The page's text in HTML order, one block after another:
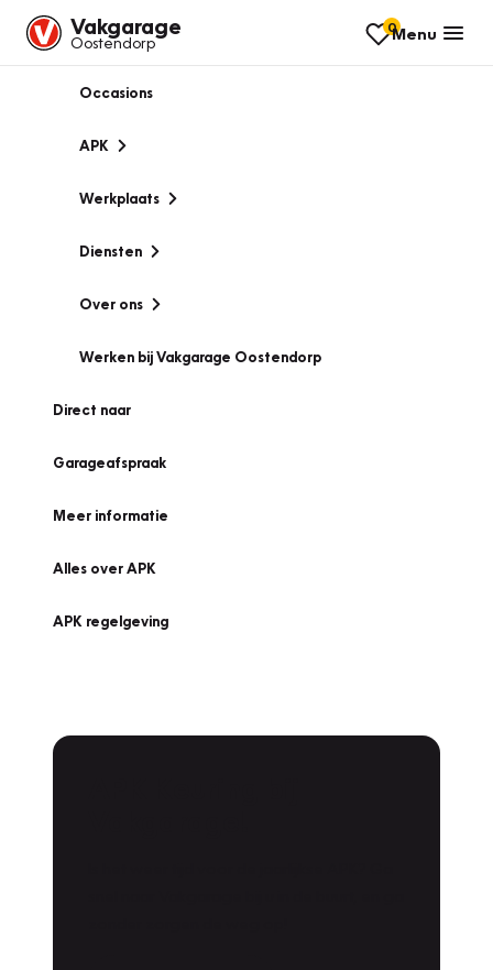
Vakgarage
Oostendorp
0Menu
Occasions
APK
Werkplaats
Diensten
Over ons
Werken bij Vakgarage Oostendorp
Direct naar
Garageafspraak
Meer informatie
Alles over APK
APK regelgeving